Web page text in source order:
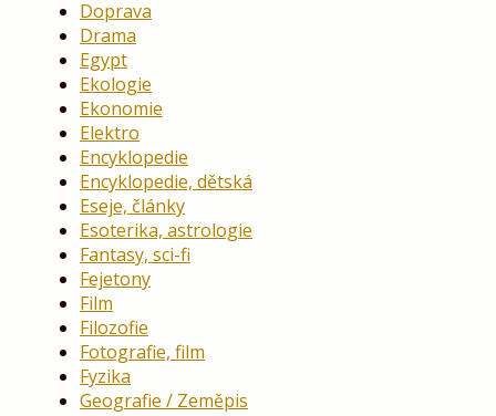
Doprava
Drama
Egypt
Ekologie
Ekonomie
Elektro
Encyklopedie
Encyklopedie, dětská
Eseje, články
Esoterika, astrologie
Fantasy, sci-fi
Fejetony
Film
Filozofie
Fotografie, film
Fyzika
Geografie / Zeměpis